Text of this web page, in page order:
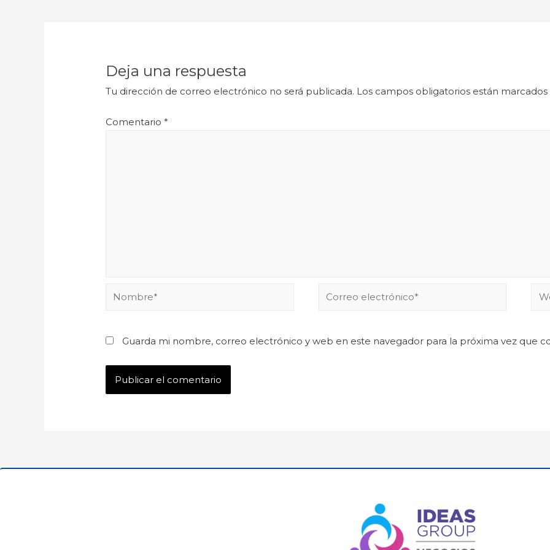
Deja una respuesta
Tu dirección de correo electrónico no será publicada. Los campos obligatorios están
Comentario*
Guarda mi nombre, correo electrónico y web en este navegador para la próxima vez que